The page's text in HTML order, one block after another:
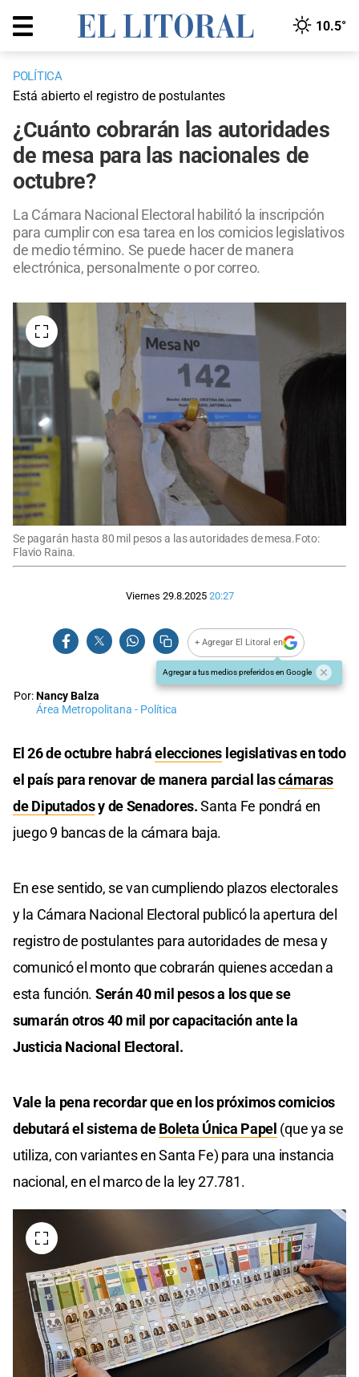
10.5°
POLÍTICA
Está abierto el registro de postulantes
¿Cuánto cobrarán las autoridades
de mesa para las nacionales de
octubre?
La Cámara Nacional Electoral habilitó la inscripción
para cumplir con esa tarea en los comicios legislativos
de medio término. Se puede hacer de manera
electrónica, personalmente o por correo.
Se pagarán hasta 80 mil pesos a las autoridades de mesa.Foto:
Flavio Raina.
Viernes 29.8.2025 20:27
+ Agregar El Litoral en
Agregar a tus medios preferidos en Google
Por:Nancy Balza
Área Metropolitana - Política
El 26 de octubre habráelecciones legislativas en todo
el país para renovar de manera parcial lascámaras
de Diputadosy de Senadores.Santa Fe pondrá en
juego 9 bancas de la cámara baja.
En ese sentido, se van cumpliendo plazos electorales
y la Cámara Nacional Electoral publicó la apertura del
registro de postulantes para autoridades de mesa y
comunicó el monto que cobrarán quienes accedan a
esta función. Serán 40 mil pesos a los que se
sumarán otros 40 mil por capacitación ante la
Justicia Nacional Electoral.
Vale la pena recordar que en los próximos comicios
debutará el sistema deBoleta Única Papel (que ya se
utiliza, con variantes en Santa Fe) para una instancia
nacional, en el marco de la ley 27.781.